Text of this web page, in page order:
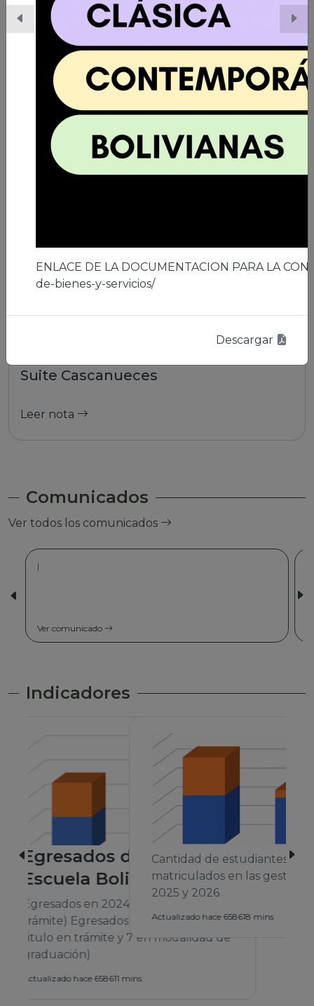
06/03/2026 | Ciudad de El Alto
A los 41 años de la ciudad de El Alto
Leer nota
Suite Cascanueces
Leer nota
Comunicados
Ver todos los comunicados
|
Ver comunicado
ENLACE DE LA DOCUMENTACION PARA LA
de-bienes-y-servicios/
Descargar
Indicadores
Cantidad de estudiantes
matriculados en las gestiones 2024,
Actualizado hace 658618 mins